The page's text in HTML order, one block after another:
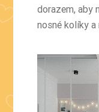
dorazem, aby
nosné kolíky